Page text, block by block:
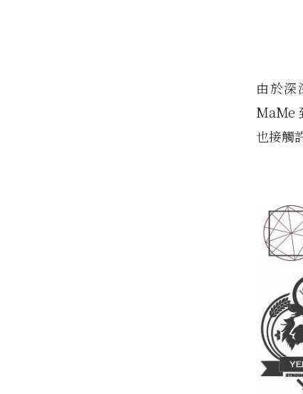
由於深
MaMe
也接觸